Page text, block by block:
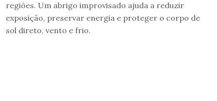
regiões. Um abrigo improvisado ajuda a reduzir
exposição, preservar energia e proteger o corpo de
sol direto, vento e frio.